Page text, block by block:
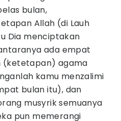
bulan,
Allah (di Lauh
Dia menciptakan
ada empat
(ketetapan) agama
kamu menzalimi
bulan itu), dan
musyrik semuanya
pun memerangi